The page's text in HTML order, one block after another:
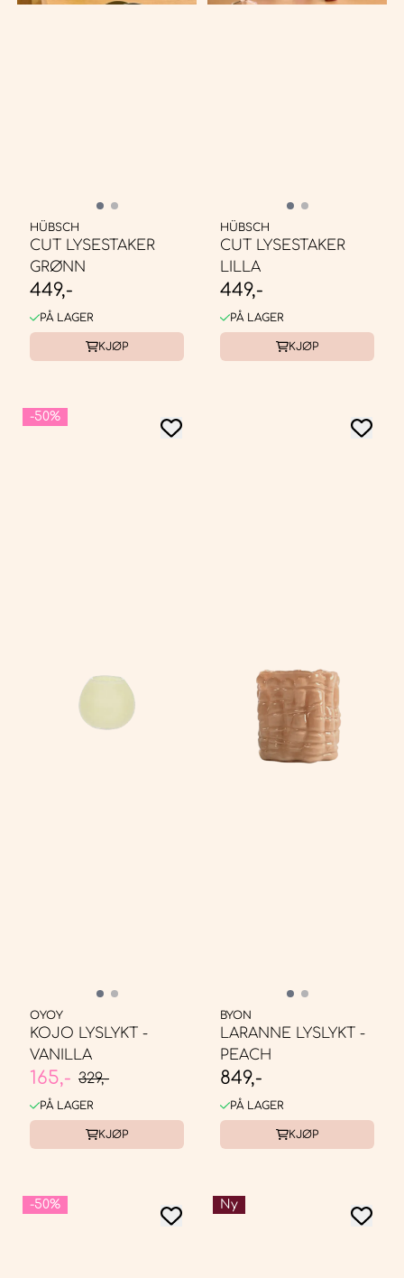
HÜBSCH
CUT LYSESTAKER
GRØNN
449,-
PÅ LAGER
KJØP
HÜBSCH
CUT LYSESTAKER
LILLA
449,-
PÅ LAGER
KJØP
-50%
OYOY
KOJO LYSLYKT -
VANILLA
165,- 329,-
PÅ LAGER
KJØP
BYON
LARANNE LYSLYKT -
PEACH
849,-
PÅ LAGER
KJØP
-50% Ny